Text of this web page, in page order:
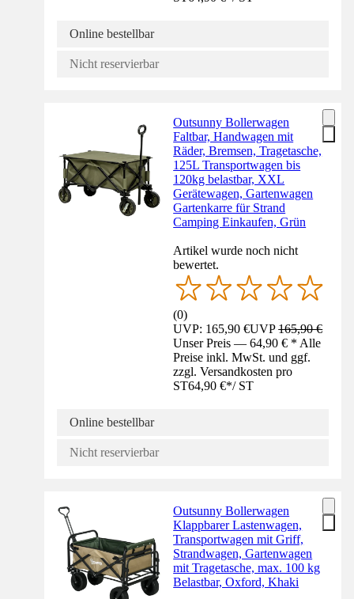
Online bestellbar
Nicht reservierbar
Outsunny Bollerwagen
Faltbar, Handwagen mit
Räder, Bremsen, Tragetasche,
125L Transportwagen bis
120kg belastbar, XXL
Gerätewagen, Gartenwagen
Gartenkarre für Strand
Camping Einkaufen, Grün
Artikel wurde noch nicht
bewertet.
(0)
UVP: 165,90 €UVP165,90 €
Unser Preis — 64,90 € * Alle
Preise inkl. MwSt. und ggf.
zzgl. Versandkosten pro
ST64,90 €*/ ST
Online bestellbar
Nicht reservierbar
Outsunny Bollerwagen
Klappbarer Lastenwagen,
Transportwagen mit Griff,
Strandwagen, Gartenwagen
mit Tragetasche, max. 100 kg
Belastbar, Oxford, Khaki